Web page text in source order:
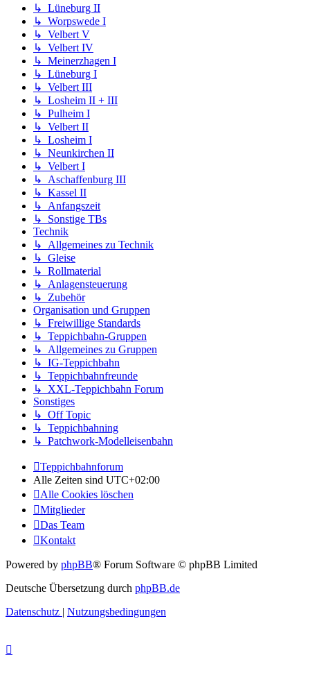
↳ Lüneburg II
↳ Worpswede I
↳ Velbert V
↳ Velbert IV
↳ Meinerzhagen I
↳ Lüneburg I
↳ Velbert III
↳ Losheim II + III
↳ Pulheim I
↳ Velbert II
↳ Losheim I
↳ Neunkirchen II
↳ Velbert I
↳ Aschaffenburg III
↳ Kassel II
↳ Anfangszeit
↳ Sonstige TBs
Technik
↳ Allgemeines zu Technik
↳ Gleise
↳ Rollmaterial
↳ Anlagensteuerung
↳ Zubehör
Organisation und Gruppen
↳ Freiwillige Standards
↳ Teppichbahn-Gruppen
↳ Allgemeines zu Gruppen
↳ IG-Teppichbahn
↳ Teppichbahnfreunde
↳ XXL-Teppichbahn Forum
Sonstiges
↳ Off Topic
↳ Teppichbahning
↳ Patchwork-Modelleisenbahn
Teppichbahnforum
Alle Zeiten sind UTC+02:00
Alle Cookies löschen
Mitglieder
Das Team
Kontakt
Powered by phpBB® Forum Software © phpBB Limited
Deutsche Übersetzung durch phpBB.de
Datenschutz | Nutzungsbedingungen